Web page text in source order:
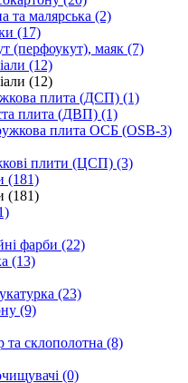
та малярська (2)
(17)
(перфоукут), маяк (7)
(12)
(12)
плита (ДСП) (1)
плита (ДВП) (1)
плита ОСБ (OSB-3)
плити (ЦСП) (3)
(181)
(181)
фарби (22)
(13)
(23)
(9)
склополотна (8)
(0)